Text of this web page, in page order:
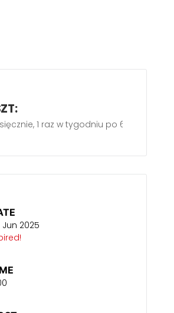
1 raz w tygodniu po 60 minut
Jun 2025